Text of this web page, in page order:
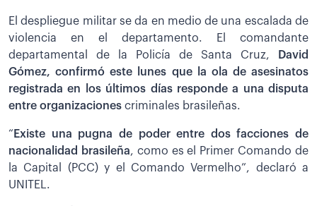
El despliegue militar se da en medio de una escalada de
violencia en el departamento. El comandante
departamental de la Policía de Santa Cruz,
David
Gómez, confirmó este lunes que la ola de asesinatos
registrada en los últimos días responde a una disputa
entre organizaciones criminales brasileñas.
“ Existe una pugna de poder entre dos facciones de
nacionalidad brasileña, como es el Primer Comando de
la Capital (PCC) y el Comando Vermelho”, declaró a
UNITEL.